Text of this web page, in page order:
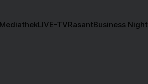
MediathekLIVE-TVRasantBusiness Night